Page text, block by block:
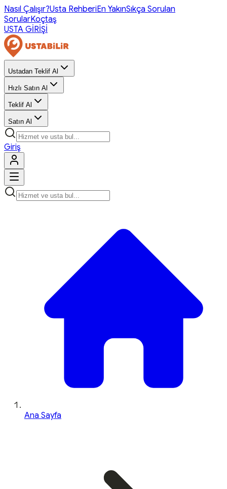
Nasıl Çalışır?Usta RehberiEn YakınSıkça Sorulan
SorularKoçtaş
USTA GİRİŞİ
Ustadan Teklif Al
Hızlı Satın Al
Teklif Al
Satın Al
Giriş
Ana Sayfa